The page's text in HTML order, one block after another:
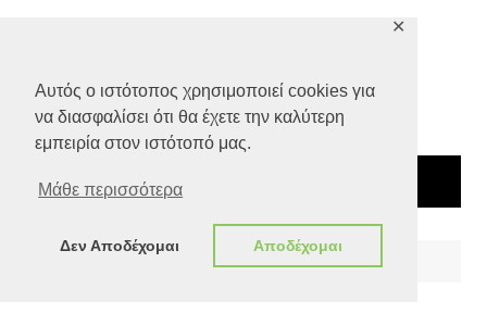
Αυτός ο ιστότοπος χρησιμοποιεί cookies για
να διασφαλίσει ότι θα έχετε την καλύτερη
εμπειρία στον ιστότοπό μας.
Μάθε περισσότερα
Δεν Αποδέχομαι Αποδέχομαι
✕
περίεργο σπήλαιο